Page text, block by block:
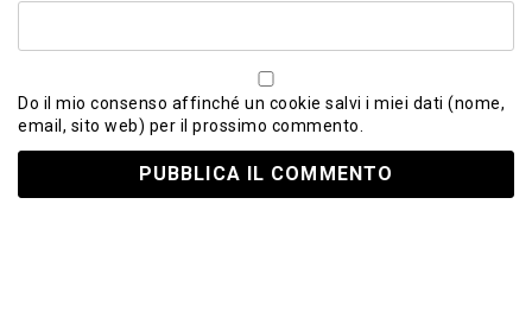
Do il mio consenso affinché un cookie salvi i miei dati (nome,
email, sito web) per il prossimo commento.